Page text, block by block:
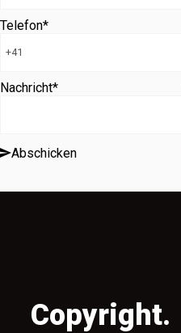
Telefon*
Nachricht*
Abschicken
Copyright.